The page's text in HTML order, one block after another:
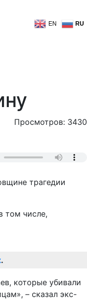
EN RU
Просмотров: 3430
трагедии
том числе,
.
которые убивали
– сказал экс-